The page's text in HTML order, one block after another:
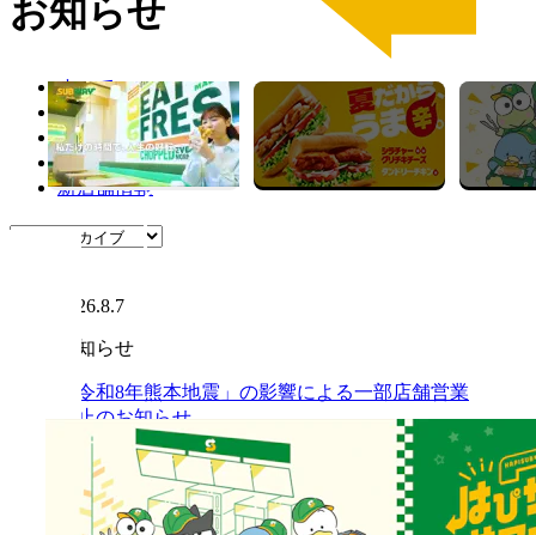
お知らせ
すべて
プレスリリース
お知らせ
キャンペーン
新店舗情報
2026.8.7
お知らせ
「令和8年熊本地震」の影響による一部店舗営業
休止のお知らせ
2026.7.31
プレスリリース